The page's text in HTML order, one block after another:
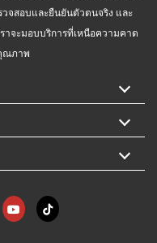
วจสอบและยืนยันตัวตนจริง และ
าจะมอบบริการที่เหนือความคาด
ณภาพ